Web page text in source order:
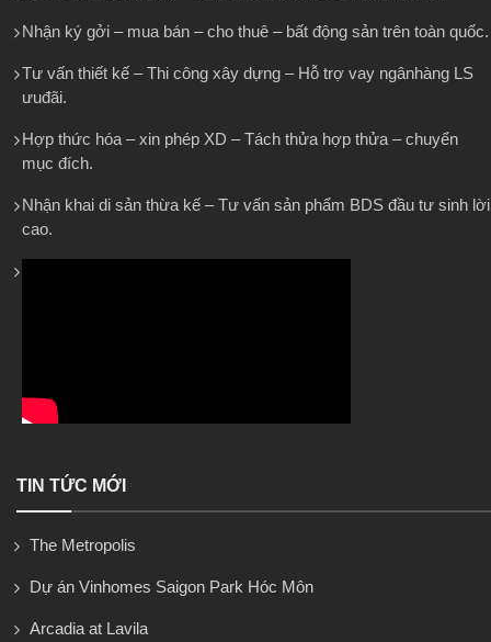
Nhận ký gởi – mua bán – cho thuê – bất động sản trên toàn quốc.
Tư vấn thiết kế – Thi công xây dựng – Hỗ trợ vay ngânhàng LS
ưuđãi.
Hợp thức hóa – xin phép XD – Tách thửa hợp thửa – chuyển
mục đích.
Nhận khai di sản thừa kế – Tư vấn sản phẩm BDS đầu tư sinh lời
cao.
TIN TỨC MỚI
The Metropolis
Dự án Vinhomes Saigon Park Hóc Môn
Arcadia at Lavila